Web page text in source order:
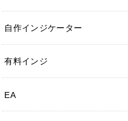
自作インジケーター
有料インジ
EA